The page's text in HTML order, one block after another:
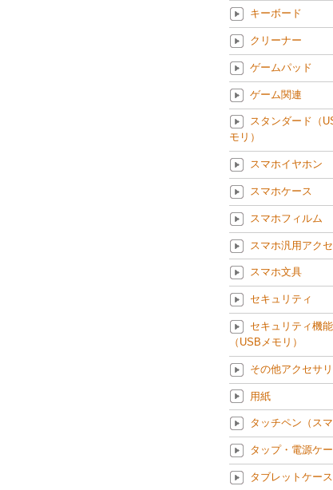
キーボード
クリーナー
ゲームパッド
ゲーム関連
スタンダード（
モリ）
スマホイヤホン
スマホケース
スマホフィルム
スマホ汎用アク
スマホ文具
セキュリティ
セキュリティ機
（USBメモリ）
その他アクセサリ
用紙
タッチペン（スマ
タップ・電源ケ
タブレットケース